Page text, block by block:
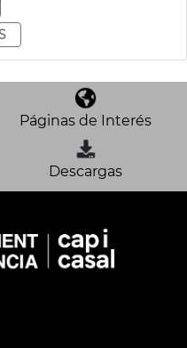
Páginas de Interés
Descargas